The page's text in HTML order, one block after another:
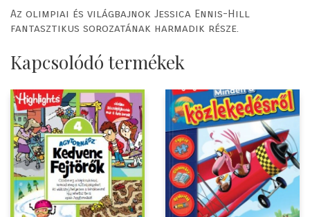
Az olimpiai és világbajnok Jessica Ennis-Hill
fantasztikus sorozatának harmadik része.
Kapcsolódó termékek